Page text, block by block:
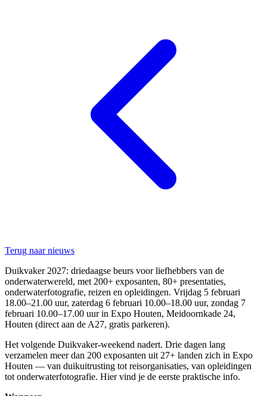
Terug naar nieuws
Duikvaker 2027: driedaagse beurs voor liefhebbers van de
onderwaterwereld, met 200+ exposanten, 80+ presentaties,
onderwaterfotografie, reizen en opleidingen. Vrijdag 5 februari
18.00–21.00 uur, zaterdag 6 februari 10.00–18.00 uur, zondag 7
februari 10.00–17.00 uur in Expo Houten, Meidoornkade 24,
Houten (direct aan de A27, gratis parkeren).
Het volgende Duikvaker-weekend nadert. Drie dagen lang
verzamelen meer dan 200 exposanten uit 27+ landen zich in Expo
Houten — van duikuitrusting tot reisorganisaties, van opleidingen
tot onderwaterfotografie. Hier vind je de eerste praktische info.